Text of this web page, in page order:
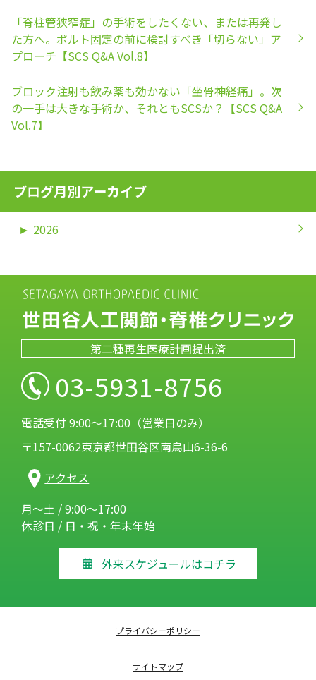
「脊柱管狭窄症」の手術をしたくない、または再発し
た方へ。ボルト固定の前に検討すべき「切らない」ア
プローチ【SCS Q&A Vol.8】
ブロック注射も飲み薬も効かない「坐骨神経痛」。次
の一手は大きな手術か、それともSCSか？【SCS Q&A
Vol.7】
ブログ月別アーカイブ
► 2026
第二種再生医療計画提出済
03-5931-8756
電話受付 9:00～17:00（営業日のみ）
〒157-0062東京都世田谷区南烏山6-36-6
アクセス
月～土 / 9:00～17:00
休診日 / 日・祝・年末年始
外来スケジュールはコチラ
プライバシーポリシー
サイトマップ